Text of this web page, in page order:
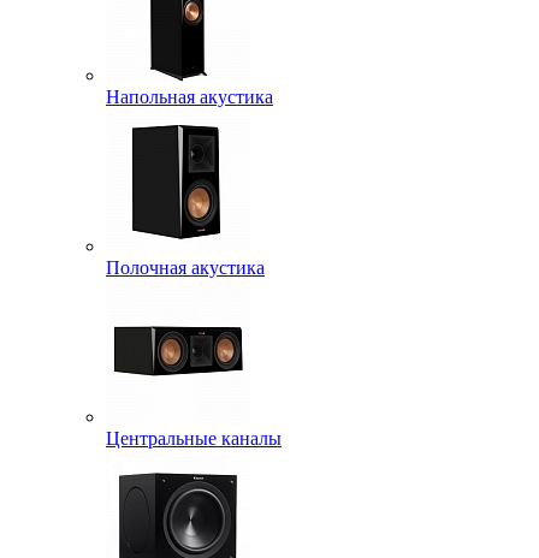
Напольная акустика
Полочная акустика
Центральные каналы